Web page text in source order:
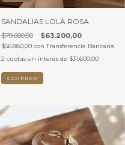
SANDALIAS LOLA ROSA
$79.000,00 $63.200,00
$56.880,00 con Transferencia Bancaria
2 cuotas sin interés de $31.600,00
COMPRAR